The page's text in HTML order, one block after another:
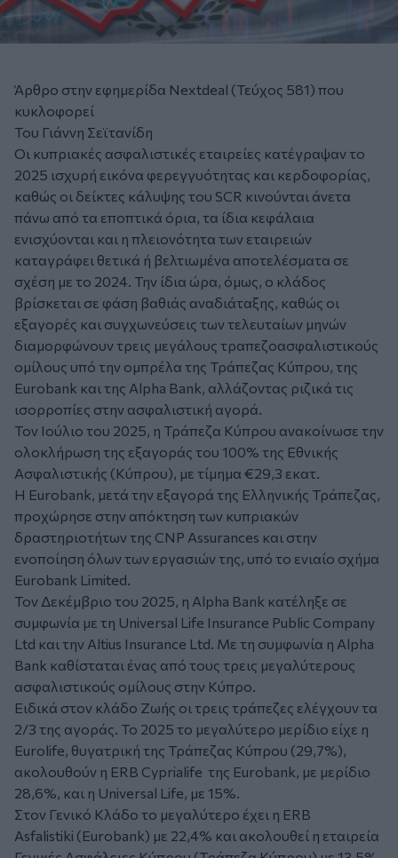
Άρθρο στην εφημερίδα Nextdeal (Τεύχος 581) που
κυκλοφορεί
Του Γιάννη Σεϊτανίδη
Οι κυπριακές ασφαλιστικές εταιρείες κατέγραψαν το
2025 ισχυρή εικόνα φερεγγυότητας και κερδοφορίας,
καθώς οι δείκτες κάλυψης του SCR κινούνται άνετα
πάνω από τα εποπτικά όρια, τα ίδια κεφάλαια
ενισχύονται και η πλειονότητα των εταιρειών
καταγράφει θετικά ή βελτιωμένα αποτελέσματα σε
σχέση με το 2024. Την ίδια ώρα, όμως, ο κλάδος
βρίσκεται σε φάση βαθιάς αναδιάταξης, καθώς οι
εξαγορές και συγχωνεύσεις των τελευταίων μηνών
διαμορφώνουν τρεις μεγάλους τραπεζοασφαλιστικούς
ομίλους υπό την ομπρέλα της Τράπεζας Κύπρου, της
Eurobank και της Alpha Bank, αλλάζοντας ριζικά τις
ισορροπίες στην ασφαλιστική αγορά.
Τον Ιούλιο του 2025, η Τράπεζα Κύπρου ανακοίνωσε την
ολοκλήρωση της εξαγοράς του 100% της Εθνικής
Ασφαλιστικής (Κύπρου), με τίμημα €29,3 εκατ.
Η Eurobank, μετά την εξαγορά της Ελληνικής Τράπεζας,
προχώρησε στην απόκτηση των κυπριακών
δραστηριοτήτων της CNP Assurances και στην
ενοποίηση όλων των εργασιών της, υπό το ενιαίο σχήμα
Eurobank Limited.
Τον Δεκέμβριο του 2025, η Alpha Bank κατέληξε σε
συμφωνία με τη Universal Life Insurance Public Company
Ltd και την Altius Insurance Ltd. Με τη συμφωνία η Alpha
Bank καθίσταται ένας από τους τρεις μεγαλύτερους
ασφαλιστικούς ομίλους στην Κύπρο.
Ειδικά στον κλάδο Ζωής οι τρεις τράπεζες ελέγχουν τα
2/3 της αγοράς. Το 2025 το μεγαλύτερο μερίδιο είχε η
Eurolife, θυγατρική της Τράπεζας Κύπρου (29,7%),
ακολουθούν η ERB Cyprialife της Eurobank, με μερίδιο
28,6%, και η Universal Life, με 15%.
Στον Γενικό Κλάδο το μεγαλύτερο έχει η ERB
Asfalistiki (Eurobank) με 22,4% και ακολουθεί η εταιρεία